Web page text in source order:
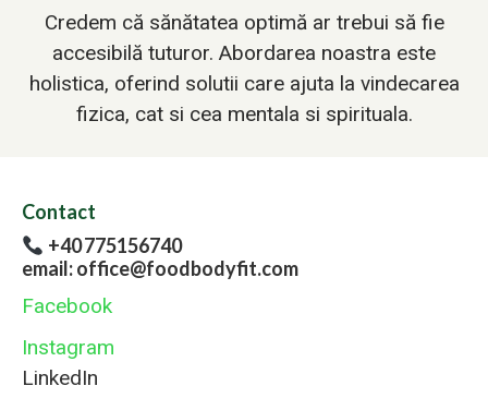
Credem că sănătatea optimă ar trebui să fie
accesibilă tuturor. Abordarea noastra este
holistica, oferind solutii care ajuta la vindecarea
fizica, cat si cea mentala si spirituala.
Contact
+40 775156740
email: office@foodbodyfit.com
Facebook
Instagram
LinkedIn